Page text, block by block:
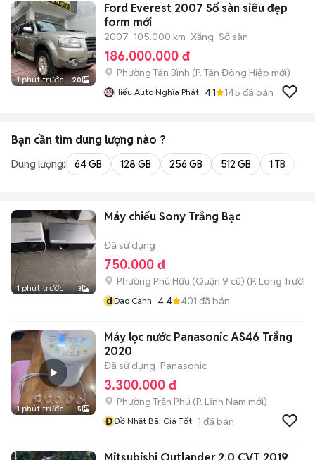
1 phút trước 20
Ford Everest 2007 Số sàn siêu đẹp
form mới
2007 105.000 km Xăng Số sàn
186.000.000 đ
Phường Tân Bình (P. Tân Đông Hiệp mới)
Hiếu Auto Nghĩa Phát 4.1 145 đã bán
Bạn cần tìm dung lượng nào ?
Dung lượng: 64 GB 128 GB 256 GB 512 GB 1 TB
1 phút trước 3
Máy chiếu Sony Trắng Bạc
Đã sử dụng
750.000 đ
Phường Phú Hữu (Quận 9 cũ) (P. Long Trường
dDao Canh 4.4 401 đã bán
1 phút trước 5
Máy lọc nước Panasonic AS46 Trắng
2020
Đã sử dụng Panasonic
3.300.000 đ
Phường Trần Phú (P. Lĩnh Nam mới)
ĐĐồ Nhật Bãi Giá Tốt 1 đã bán